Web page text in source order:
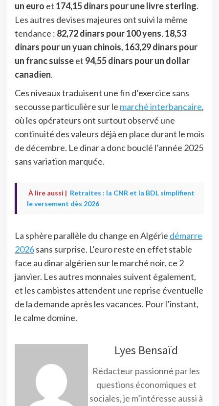
un euro et 174,15 dinars pour une livre sterling.
Les autres devises majeures ont suivi la même
tendance : 82,72 dinars pour 100 yens, 18,53
dinars pour un yuan chinois, 163,29 dinars pour
un franc suisseet 94,55 dinars pour un dollar
canadien.
Ces niveaux traduisent une fin d’exercice sans
secousse particulière sur le marché interbancaire,
où les opérateurs ont surtout observé une
continuité des valeurs déjà en place durant le mois
de décembre. Le dinar a donc bouclé l’année 2025
sans variation marquée.
À lire aussi | Retraites : la CNR et la BDL simplifient
le versement dès 2026
La sphère parallèle du change en Algérie démarre
2026sans surprise. L’euro reste en effet stable
face au dinar algérien sur le marché noir, ce 2
janvier. Les autres monnaies suivent également,
et les cambistes attendent une reprise éventuelle
de la demande après les vacances. Pour l’instant,
le calme domine.
Lyes Bensaïd
Rédacteur passionné par les
questions économiques et
sociales, je m’intéresse aussi à